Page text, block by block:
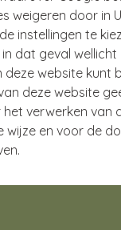
weigeren door in
instellingen te
dat geval wellicht
deze website kunt
deze website
verwerken van
wijze en voor de